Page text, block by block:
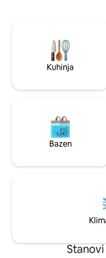
Podno grijanje Dobro
dobrodošli Zatvoreni vrt.
zabranjeno organiziranje
/djevojačkih večeri
Kuhinja
Bazen